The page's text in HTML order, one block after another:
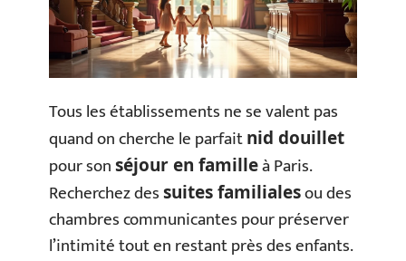
Tous les établissements ne se valent pas
quand on cherche le parfaitnid douillet
pour sonséjour en familleà Paris.
Recherchez dessuites familialesou des
chambres communicantes pour préserver
l’intimité tout en restant près des enfants.